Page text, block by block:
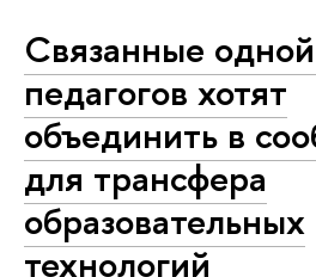
Связанные
педагогов хотят
объединить в
для трансфера
образовательных
технологий